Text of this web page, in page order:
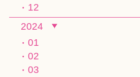
12
2024
01
02
03